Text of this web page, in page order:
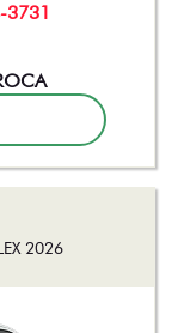
3731
2026